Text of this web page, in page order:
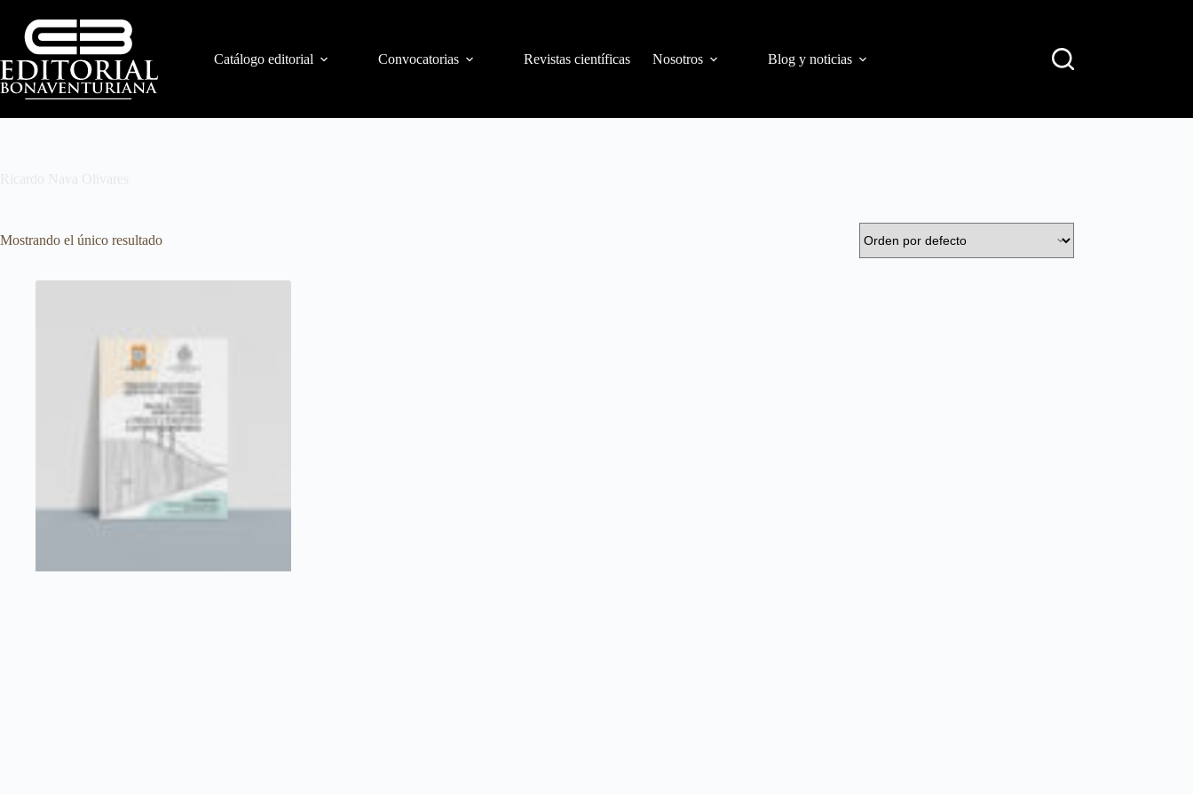
Catálogo editorial Convocatorias Revistas científicas Nosotros Blog y noticias
Ricardo Nava Olivares
Mostrando el único resultado